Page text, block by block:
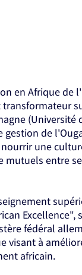
en Afrique de
transformateur
(Université
gestion de
nourrir une
mutuels entre
Excellence",
fédéral
visant à
africain.